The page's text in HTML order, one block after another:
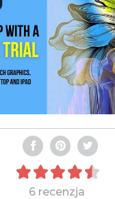
6 recenzja